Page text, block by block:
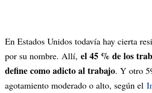
En Estados Unidos todavía hay cierta
por su nombre. Allí, el 45 % de los
define como adicto al trabajo. Y otro
agotamiento moderado o alto, según el